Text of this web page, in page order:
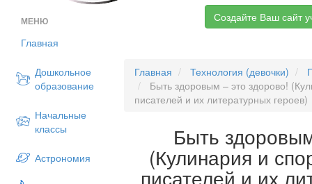
МЕНЮ
Главная
Дошкольное
образование
Начальные
классы
Астрономия
Создайте Ваш сайт
Главная Технология (девочки)
Быть здоровым – это здорово!
писателей и их литературных героев)
Быть
(Кулинария и
писателей и их